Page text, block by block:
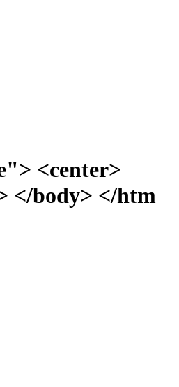
<center>
</body> </htm